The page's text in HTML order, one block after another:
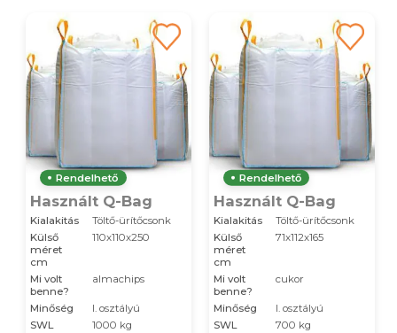
Rendelhető
Használt Q-Bag
Kialakitás
Töltő-ürítőcsonk
Külső
méret
cm
110x110x250
Mi volt
benne?
almachips
Minőség
I. osztályú
SWL
1000 kg
Rendelhető
Használt Q-Bag
Kialakitás
Töltő-ürítőcsonk
Külső
méret
cm
71x112x165
Mi volt
benne?
cukor
Minőség
I. osztályú
SWL
700 kg